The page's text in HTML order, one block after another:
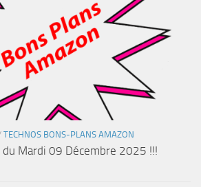
TECHNOS BONS-PLANS AMAZON
du Mardi 09 Décembre 2025 !!!